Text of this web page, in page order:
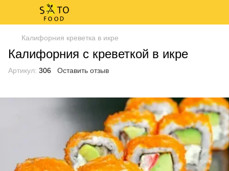
Калифорния креветка в икре
Калифорния с креветкой в икре
Артикул: 306 Оставить отзыв